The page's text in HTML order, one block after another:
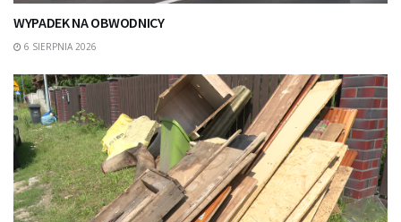
WYPADEK NA OBWODNICY
6 SIERPNIA 2026